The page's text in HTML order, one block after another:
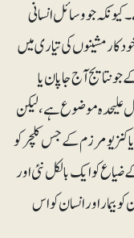
جو وسائل انسانی
مشینوں کی تیاری میں
نتایج آج جاپان یا
علیحدہ موضوع ہے، لیکن
کے جس کلچر کو
کو ایک بالکل نئی اور
بیمار اور انسان کو اس